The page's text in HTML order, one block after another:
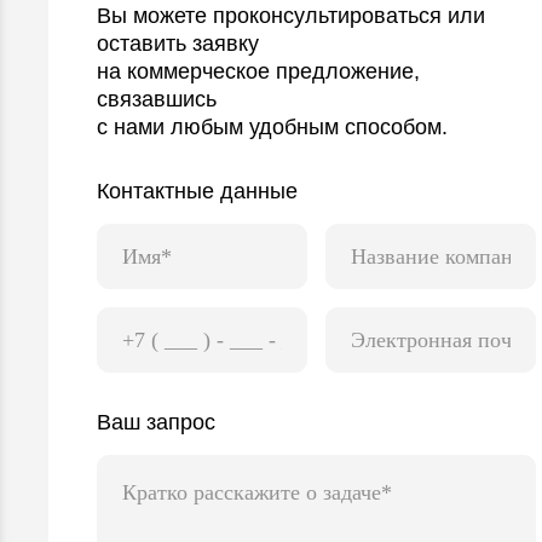
Вы можете проконсультироваться или
оставить заявку
на коммерческое предложение,
связавшись
с нами любым удобным способом.
Контактные данные
Ваш запрос